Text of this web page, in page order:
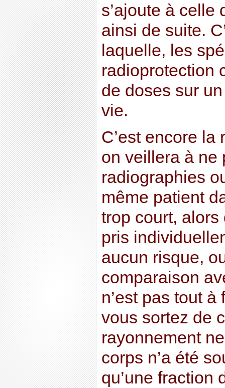
s’ajoute à celle
ainsi de suite.
laquelle, les
radioprotection
de doses sur
vie.
C’est encore
on veillera à ne
radiographies
même patient
trop court,
pris
aucun risque,
comparaison
n’est pas tout
vous sortez de
rayonnement
corps n’a été
qu’une fraction